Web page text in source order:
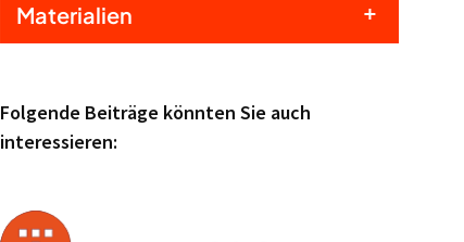
Materialien
Folgende Beiträge könnten Sie auch
interessieren: